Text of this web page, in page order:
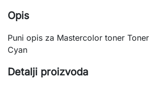
Opis
Puni opis za Mastercolor toner Toner
Cyan
Detalji proizvoda